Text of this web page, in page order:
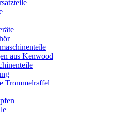
aus Kenwood
Trommelraffel